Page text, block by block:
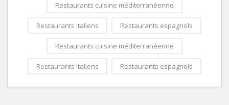
Restaurants cuisine méditerranéenne
Restaurants italiens Restaurants espagnols
Restaurants cuisine méditerranéenne
Restaurants italiens Restaurants espagnols